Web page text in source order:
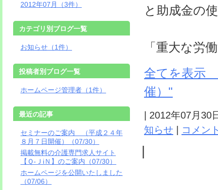
と助成金の
「重大な労
全てを表示
催）"
| 2012年07月
知らせ
コメン
|
2012年07月（3件）
カテゴリ別ブログ一覧
お知らせ（1件）
投稿者別ブログ一覧
ホームページ管理者（1件）
最近の記事
セミナーのご案内 （平成２４年
８月７日開催）（07/30）
掲載無料の介護専門求人サイト
【Ｑ-ＪiＮ】のご案内（07/30）
ホームページを公開いたしました
（07/06）